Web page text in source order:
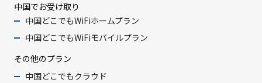
中国でお受け取り
中国どこでもWiFiホームプラン
中国どこでもWiFiモバイルプラン
その他のプラン
中国どこでもクラウド